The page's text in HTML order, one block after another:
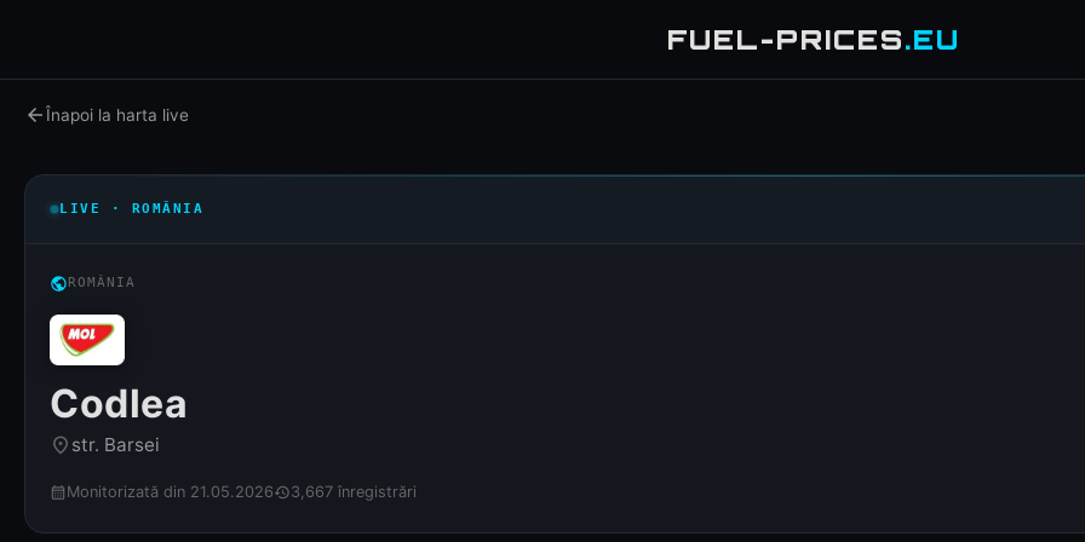
FUEL-PRICES.EU
arrow_backÎnapoi la harta live
LIVE · ROMÂNIA
publicROMÂNIA
Codlea
place str. Barsei
calendar_month Monitorizată din 21.05.2026history3,667 înregistrări